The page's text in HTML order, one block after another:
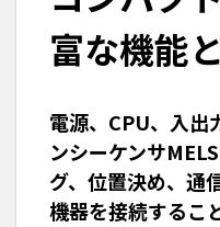
富な機能
電源、CPU、入出
ンシーケンサ
グ、位置決め、通
機器を接続するこ